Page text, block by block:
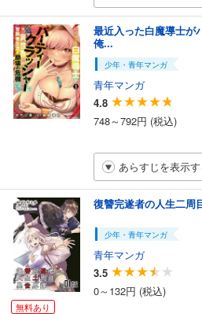
最近入った白魔導士が
俺...
少年・青年マンガ
青年マンガ
4.8
748～792円 (税込)
あらすじを表示
無料あり
復讐完遂者の人生二周
少年・青年マンガ
青年マンガ
3.5
0～132円 (税込)